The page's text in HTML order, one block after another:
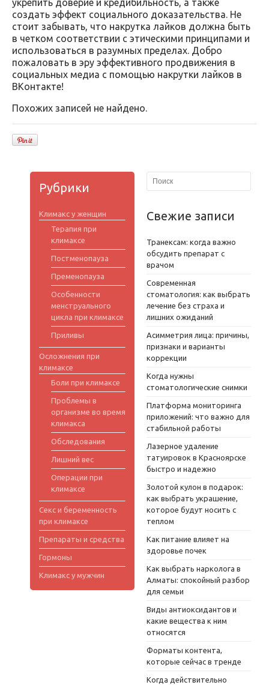
укрепить доверие и кредибильность, а также
создать эффект социального доказательства. Не
стоит забывать, что накрутка лайков должна быть
в четком соответствии с этическими принципами и
использоваться в разумных пределах. Добро
пожаловать в эру эффективного продвижения в
социальных медиа с помощью накрутки лайков в
ВКонтакте!
Похожих записей не найдено.
Рубрики
Климакс у женщин
Терапия при
климаксе
Постменопауза
Пременопауза
Особенности
менструального
цикла при климаксе
Приливы
Осложнения при
климаксе
Боли при климаксе
Проблемы в
организме во время
климакса
Обследования
Лишний вес
Операции при
климаксе
Секс и беременность
при климаксе
Препараты и средства
Гормоны
Климакс у мужчин
Свежие записи
Транексам: когда важно
обсудить препарат с
врачом
Современная
стоматология: как выбрать
лечение без страха и
лишних ожиданий
Асимметрия лица: причины,
признаки и варианты
коррекции
Когда нужны
стоматологические снимки
Платформа мониторинга
приложений: что важно для
стабильной работы
Лазерное удаление
татуировок в Красноярске
быстро и надежно
Золотой кулон в подарок:
как выбрать украшение,
которое будут носить с
теплом
Как питание влияет на
здоровье почек
Как выбрать нарколога в
Алматы: спокойный разбор
для семьи
Виды антиоксидантов и
какие вещества к ним
относятся
Форматы контента,
которые сейчас в тренде
Когда действительно